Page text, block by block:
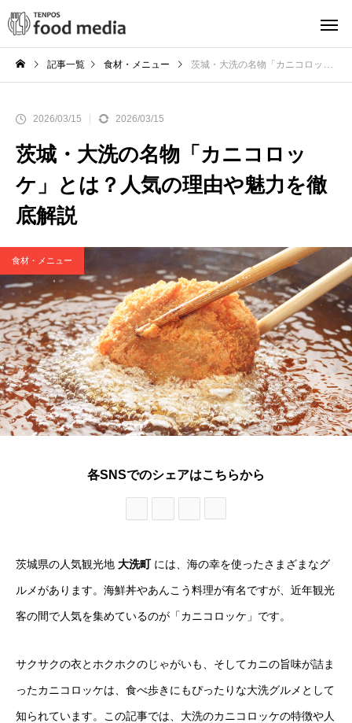
記事一覧 食材・メニュー 茨城・大洗の名物「カニコロッケ」とは？人気の理由や魅力を徹底解説
2026/03/15 2026/03/15
茨城・大洗の名物「カニコロッ
ケ」とは？人気の理由や魅力を徹
底解説
食材・メニュー
各SNSでのシェアはこちらから
茨城県の人気観光地 大洗町には、海の幸を使ったさまざまなグ
ルメがあります。海鮮丼やあんこう料理が有名ですが、近年観光
客の間で人気を集めているのが「カニコロッケ」です。
サクサクの衣とホクホクのじゃがいも、そしてカニの旨味が詰ま
ったカニコロッケは、食べ歩きにもぴったりな大洗グルメとして
知られています。この記事では、大洗のカニコロッケの特徴や人